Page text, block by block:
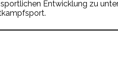
Entwicklung zu